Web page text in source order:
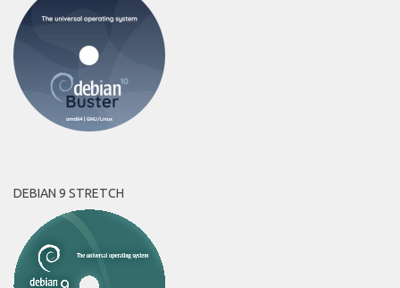
DEBIAN 9 STRETCH